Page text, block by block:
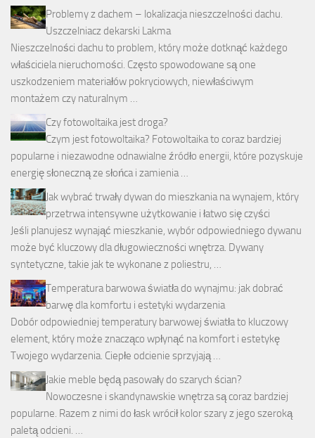
Problemy z dachem – lokalizacja nieszczelności dachu.
Uszczelniacz dekarski Lakma
Nieszczelności dachu to problem, który może dotknąć każdego
właściciela nieruchomości. Często spowodowane są one
uszkodzeniem materiałów pokryciowych, niewłaściwym
montażem czy naturalnym …
Czy fotowoltaika jest droga?
Czym jest fotowoltaika? Fotowoltaika to coraz bardziej
popularne i niezawodne odnawialne źródło energii, które pozyskuje
energię słoneczną ze słońca i zamienia …
Jak wybrać trwały dywan do mieszkania na wynajem, który
przetrwa intensywne użytkowanie i łatwo się czyści
Jeśli planujesz wynająć mieszkanie, wybór odpowiedniego dywanu
może być kluczowy dla długowieczności wnętrza. Dywany
syntetyczne, takie jak te wykonane z poliestru, …
Temperatura barwowa światła do wynajmu: jak dobrać
barwę dla komfortu i estetyki wydarzenia
Dobór odpowiedniej temperatury barwowej światła to kluczowy
element, który może znacząco wpłynąć na komfort i estetykę
Twojego wydarzenia. Ciepłe odcienie sprzyjają …
Jakie meble będą pasowały do szarych ścian?
Nowoczesne i skandynawskie wnętrza są coraz bardziej
popularne. Razem z nimi do łask wrócił kolor szary z jego szeroką
paletą odcieni. …